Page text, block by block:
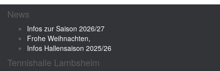
News
Infos zur Saison 2026/27
Frohe Weihnachten,
Infos Hallensaison 2025/26
Tennishalle Lambsheim